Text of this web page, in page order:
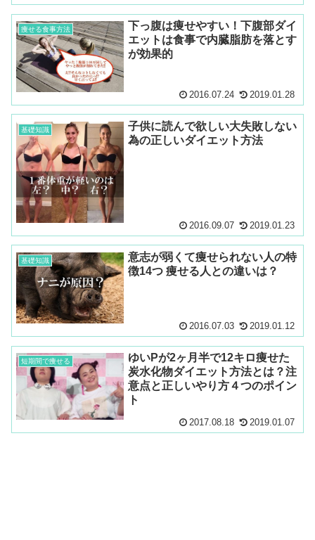
痩せる食事方法
下っ腹は痩せやすい！下腹部ダイ
エットは食事で内臓脂肪を落とす
が効果的
2016.07.24 2019.01.28
基礎知識
子供に読んで欲しい大失敗しない
為の正しいダイエット方法
2016.09.07 2019.01.23
基礎知識
意志が弱くて痩せられない人の特
徴14つ 痩せる人との違いは？
2016.07.03 2019.01.12
短期間で痩せる
ゆいPが2ヶ月半で12キロ痩せた
炭水化物ダイエット方法とは？注
意点と正しいやり方４つのポイン
ト
2017.08.18 2019.01.07